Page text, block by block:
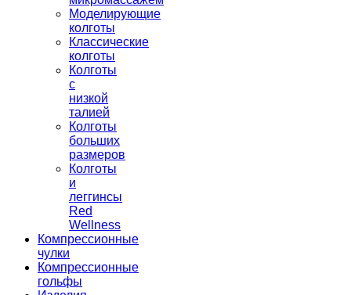
Моделирующие
колготы
Классические
колготы
Колготы
с
низкой
талией
Колготы
больших
размеров
Колготы
и
леггинсы
Red
Wellness
Компрессионные
чулки
Компрессионные
гольфы